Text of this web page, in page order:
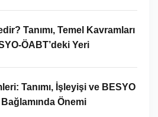
Tanımı, Temel Kavramları
ÖABT’deki Yeri
Tanımı, İşleyişi ve BESYO
Önemi